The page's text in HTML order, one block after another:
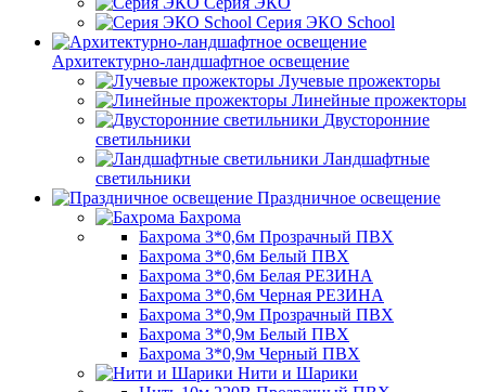
Серия ЭКО School
Архитектурно-ландшафтное освещение
Лучевые прожекторы
Линейные прожекторы
Двусторонние
светильники
Ландшафтные
светильники
Праздничное освещение
Бахрома
Бахрома 3*0,6м Прозрачный ПВХ
Бахрома 3*0,6м Белый ПВХ
Бахрома 3*0,6м Белая РЕЗИНА
Бахрома 3*0,6м Черная РЕЗИНА
Бахрома 3*0,9м Прозрачный ПВХ
Бахрома 3*0,9м Белый ПВХ
Бахрома 3*0,9м Черный ПВХ
Нити и Шарики